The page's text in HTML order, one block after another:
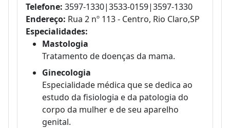
Telefone: 3597-1330|3533-0159|3597-1330
Endereço: Rua 2 nº 113 - Centro, Rio Claro,SP
Especialidades:
Mastologia
Tratamento de doenças da mama.
Ginecologia
Especialidade médica que se dedica ao
estudo da fisiologia e da patologia do
corpo da mulher e de seu aparelho
genital.